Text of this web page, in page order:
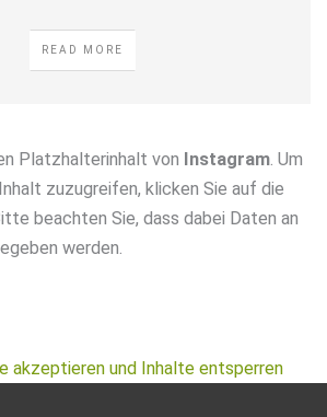
READ MORE
Platzhalterinhalt von Instagram. Um
zuzugreifen, klicken Sie auf die
beachten Sie, dass dabei Daten an
werden.
akzeptieren und Inhalte entsperren